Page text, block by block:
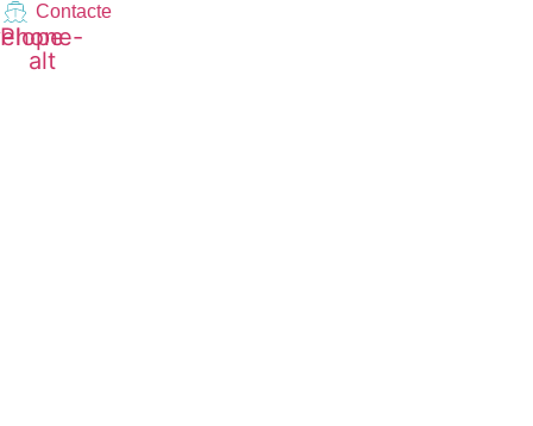
Contacte
Phone-
alt